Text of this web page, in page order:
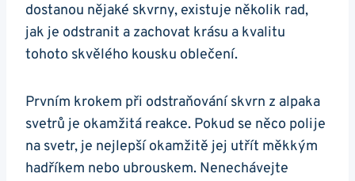
dostanou ⁤nějaké skvrny, existuje několik rad,
jak je odstranit a⁤ zachovat‍ krásu a kvalitu
tohoto‍ skvělého kousku oblečení.
Prvním krokem při⁤ odstraňování skvrn z alpaka‌
svetrů je okamžitá reakce. Pokud se něco polije
na svetr, je nejlepší okamžitě jej utřít měkkým
hadříkem nebo ubrouskem.⁣ Nenechávejte